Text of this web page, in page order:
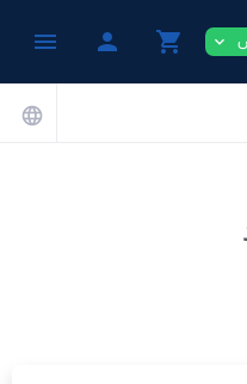
expand_more
shopping_cart
person
menu
language